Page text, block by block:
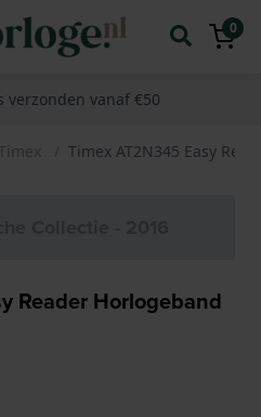
0
verzonden vanaf €50
Timex Timex AT2N345 Easy
Reader Horlogeband